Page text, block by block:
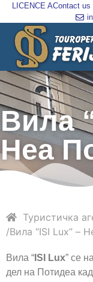
LICENCE AContact us
Вила
Неа
Туристичка
Вила “ISI Lux” –
Вила “ ISI Lux” се
дел на Потидеа